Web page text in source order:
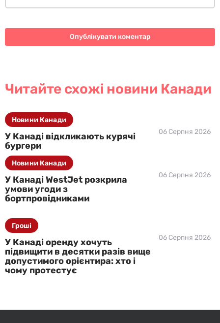
Читайте схожі новини Канади
У Канаді відкликають курячі
бургери
06 Серпня 2026
Новини Канади
У Канаді WestJet розкрила
умови угоди з
бортпровідниками
06 Серпня 2026
Новини Канади
У Канаді оренду хочуть
підвищити в десятки разів вище
допустимого орієнтира: хто і
чому протестує
06 Серпня 2026
Гроші